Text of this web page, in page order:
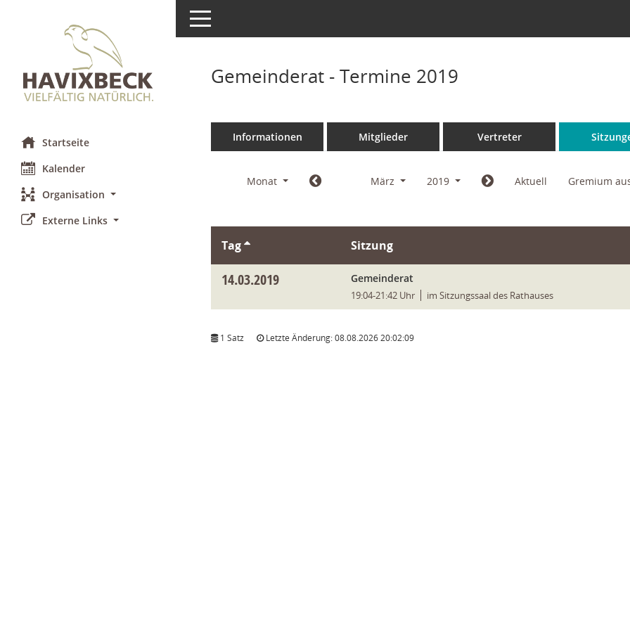
Startseite
Kalender
Organisation
Externe Links
Toggle navigation
Gemeinderat - Termine 2019
Informationen Mitglieder Vertreter
Monat März 2019 Aktuell Gremium
Tag Sitzung
14.03.2019 Gemeinderat
19:04-21:42 Uhr im Sitzungssaal des Rathauses
1 Satz Letzte Änderung: 08.08.2026 20:02:09